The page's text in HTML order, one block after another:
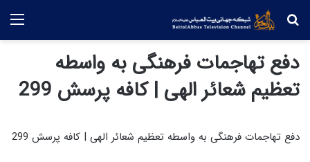
جستجو
دفع تهاجمات فرهنگی به واسطه
تعظیم شعائر الهی | کافه پرسش 299
دفع تهاجمات فرهنگی به واسطه تعظیم شعائر الهی | کافه پرسش 299